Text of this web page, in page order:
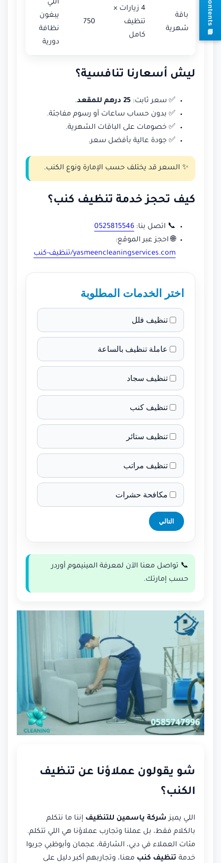
باقة
شهرية
4 زيارات ×
تنظيف
كامل
750
اللي
يبغون
نظافة
دورية
ليش أسعارنا تنافسية؟
✅ سعر ثابت: 25 درهم للمقعد
.
✅ بدون حساب ساعات أو رسوم مفاجئة.
✅ خصومات على الباقات الشهرية.
✅ جودة عالية بأفضل سعر.
✨ السعر قد يختلف حسب الإمارة ونوع الكنب.
كيف تحجز خدمة تنظيف كنب؟
📞 اتصل بنا: 0525815546
🌐 احجز عبر الموقع:
yasmeencleaningservices.com/تنظيف-كنب
اختر الخدمات المطلوبة
تنظيف فلل
عاملة تنظيف بالساعة
تنظيف سجاد
تنظيف كنب
تنظيف ستائر
تنظيف مراتب
مكافحة حشرات
التالي
📞 تواصل معنا الآن لمعرفة المينيموم أوردر
حسب إمارتك.
شو يقولون عملاؤنا عن تنظيف
الكنب؟
اللي يميز شركة ياسمين للتنظيف إننا ما نتكلم
بالكلام فقط، بل عملنا وتجارب عملاؤنا هي اللي تتكلم.
مئات العملاء في دبي، الشارقة، عجمان وأبوظبي جربوا
خدمة تنظيف كنب معنا، وتجاربهم أكبر دليل على
s